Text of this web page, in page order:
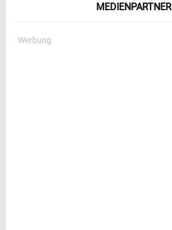
MEDIENPARTNER
Werbung